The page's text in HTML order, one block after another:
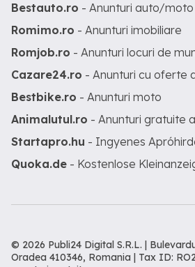
Bestauto.ro - Anunturi auto/moto
Romimo.ro - Anunturi imobiliare
Romjob.ro - Anunturi locuri de
Cazare24.ro - Anunturi cu oferte
Bestbike.ro - Anunturi moto
Animalutul.ro - Anunturi gratuite
Startapro.hu - Ingyenes
Quoka.de - Kostenlose
© 2026 Publi24 Digital S.R.L. |
Oradea 410346, Romania | Tax ID: